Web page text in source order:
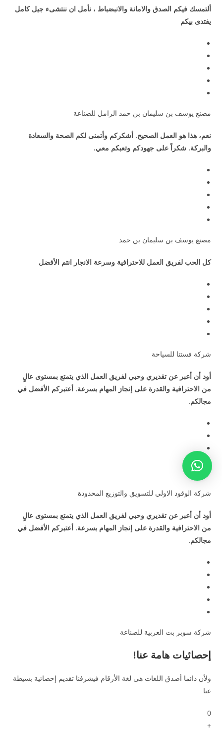
ألتمسك فيكم الصدق والامانة والانبضباط ، نأمل ان ننتشىء جيل كامل
يفتدى بيكم
مصنع يوسف بن سليمان بن حمد الرامل للصناعة
نعم، هذا هو العمل الصحيح. أشكركم وأتمنى لكم الصحة والسعادة
والبركة. شكراً على جهودكم وتعبكم معي.
مصنع يوسف بن سليمان بن حمد
كل الحب لفريق العمل للاحترافية وسرعة الانجار انتم الأفضل
شركة فستنا للسياحة
أود أن أعبر عن تقديري وحبي لفريق العمل الذي يتمتع بمستوى عالٍ
من الاحترافية والقدرة على إنجاز المهام بسرعة. أعتبركم الأفضل في
مجالكم.
شركة الوقود الاولي للتسويق والتوزيع المحدودة
أود أن أعبر عن تقديري وحبي لفريق العمل الذي يتمتع بمستوى عالٍ
من الاحترافية والقدرة على إنجاز المهام بسرعة. أعتبركم الأفضل في
مجالكم.
شركة سوبر بت العربية للصناعة
إحصائيات هامة عنا!
ولأن دائما أصدق اللغات هى لغة الأرقام فيشرفنا تقديم إحصائية بسيطة
عنا
0
+